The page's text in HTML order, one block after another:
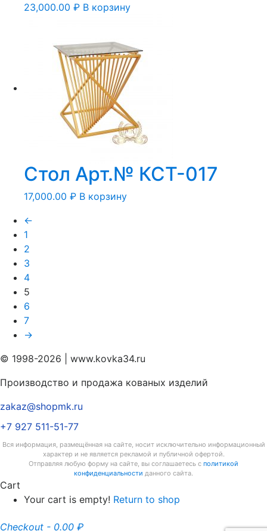
23,000.00 ₽ В корзину
Стол Арт.№ КСТ-017
17,000.00 ₽ В корзину
←
1
2
3
4
5
6
7
→
© 1998-2026 | www.kovka34.ru
Производство и продажа кованых изделий
zakaz@shopmk.ru
+7 927 511-51-77
Вся информация, размещённая на сайте, носит исключительно информационный
характер и не является рекламой и публичной офертой.
Отправляя любую форму на сайте, вы соглашаетесь с политикой
конфиденциальности данного сайта.
Cart
Your cart is empty! Return to shop
Checkout - 0.00 ₽